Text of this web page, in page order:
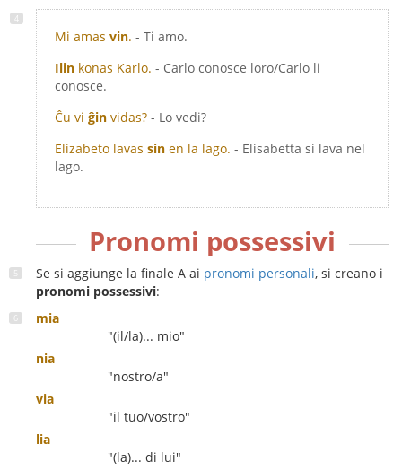
Mi amas vin. - Ti amo.
Ilin konas Karlo. - Carlo conosce loro/Carlo li
conosce.
Ĉu vi ĝin vidas? - Lo vedi?
Elizabeto lavas sin en la lago. - Elisabetta si lava nel
lago.
Pronomi possessivi
Se si aggiunge la finale A ai pronomi personali, si creano i
pronomi possessivi:
mia
"(il/la)... mio"
nia
"nostro/a"
via
"il tuo/vostro"
lia
"(la)... di lui"